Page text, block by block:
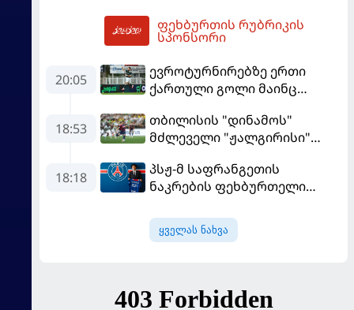
მომგებიანად გააგრძელა
ფეხბურთის რუბრიკის
სპონსორი
20:05
ევროტურნირებზე ერთი
ქართული გოლი მაინც
18:53
თბილისის "დინამოს"
მძლეველი "ჟალგირისი"
განადგურდა
18:18
პსჟ-მ საფრანგეთის
ნაკრების ფეხბურთელი
ყველას ნახვა